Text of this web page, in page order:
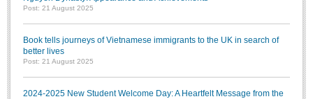
Post: 21 August 2025
Book tells journeys of Vietnamese immigrants to the UK in search of
better lives
Post: 21 August 2025
2024-2025 New Student Welcome Day: A Heartfelt Message from the